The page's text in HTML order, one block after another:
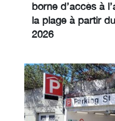
borne d’accès à
la plage à partir
2026